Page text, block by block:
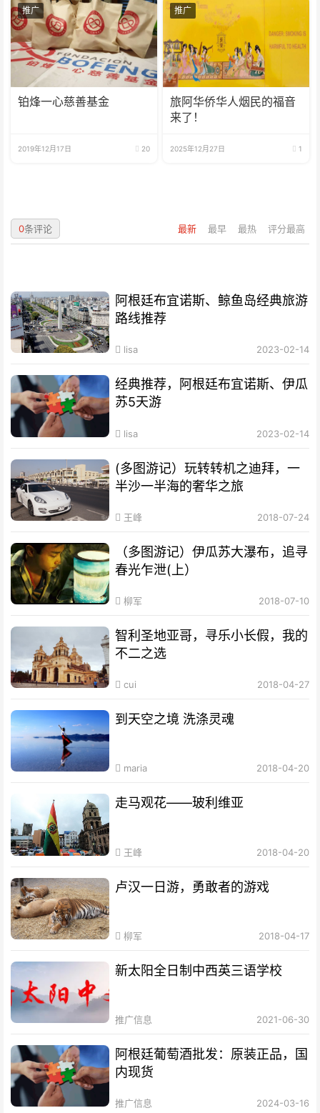
推广
铂烽一心慈善基金
2019年12月17日 20
推广
旅阿华侨华人烟民的福音
来了！
2025年12月27日 1
最新 最早 最热 评分最高
0条评论
阿根廷布宜诺斯、鲸鱼岛经典旅游
路线推荐
lisa 2023-02-14
经典推荐，阿根廷布宜诺斯、伊瓜
苏5天游
lisa 2023-02-14
(多图游记）玩转转机之迪拜，一
半沙一半海的奢华之旅
王峰 2018-07-24
（多图游记）伊瓜苏大瀑布，追寻
春光乍泄(上）
柳军 2018-07-10
智利圣地亚哥，寻乐小长假，我的
不二之选
cui 2018-04-27
到天空之境 洗涤灵魂
maria 2018-04-20
走马观花——玻利维亚
王峰 2018-04-20
卢汉一日游，勇敢者的游戏
柳军 2018-04-17
新太阳全日制中西英三语学校
推广信息 2021-06-30
阿根廷葡萄酒批发：原装正品，国
内现货
推广信息 2024-03-16